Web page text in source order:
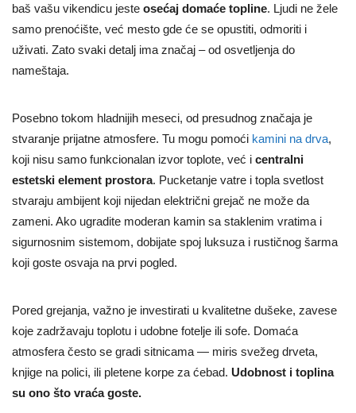
baš vašu vikendicu jeste osećaj domaće topline. Ljudi ne žele
samo prenoćište, već mesto gde će se opustiti, odmoriti i
uživati. Zato svaki detalj ima značaj – od osvetljenja do
nameštaja.
Posebno tokom hladnijih meseci, od presudnog značaja je
stvaranje prijatne atmosfere. Tu mogu pomoći kamini na drva,
koji nisu samo funkcionalan izvor toplote, već i centralni
estetski element prostora. Pucketanje vatre i topla svetlost
stvaraju ambijent koji nijedan električni grejač ne može da
zameni. Ako ugradite moderan kamin sa staklenim vratima i
sigurnosnim sistemom, dobijate spoj luksuza i rustičnog šarma
koji goste osvaja na prvi pogled.
Pored grejanja, važno je investirati u kvalitetne dušeke, zavese
koje zadržavaju toplotu i udobne fotelje ili sofe. Domaća
atmosfera često se gradi sitnicama — miris svežeg drveta,
knjige na polici, ili pletene korpe za ćebad. Udobnost i toplina
su ono što vraća goste.